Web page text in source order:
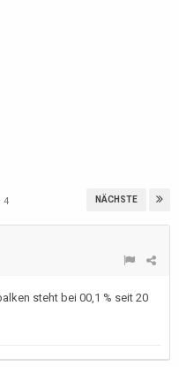
NÄCHSTE
4
steht bei 00,1 % seit 20